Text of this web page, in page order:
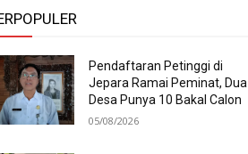
Pendaftaran Petinggi di
Jepara Ramai Peminat, Dua
Desa Punya 10 Bakal Calon
05/08/2026